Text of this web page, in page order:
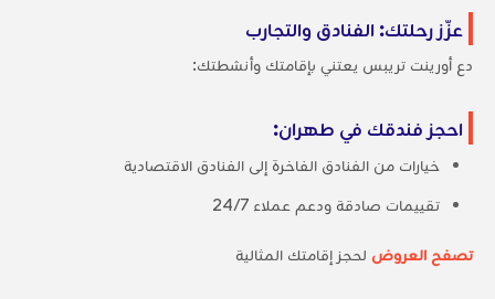
عزّز رحلتك: الفنادق والتجارب
دع أورينت تريبس يعتني بإقامتك وأنشطتك:
احجز فندقك في طهران:
خيارات من الفنادق الفاخرة إلى الفنادق الاقتصادية
تقييمات صادقة ودعم عملاء 24/7
تصفح العروض لحجز إقامتك المثالية